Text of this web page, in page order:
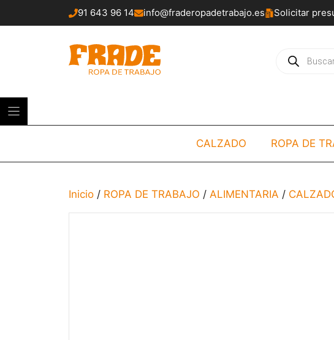
91 643 96 14 info@fraderopadetrabajo.es Solicitar
Búsqueda
de
CALZADO ROPA DE
Inicio / ROPA DE TRABAJO / ALIMENTARIA /